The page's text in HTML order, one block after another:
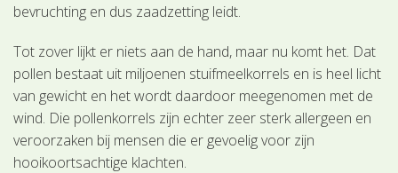
bevruchting en dus zaadzetting leidt.
Tot zover lijkt er niets aan de hand, maar nu komt het. Dat
pollen bestaat uit miljoenen stuifmeelkorrels en is heel licht
van gewicht en het wordt daardoor meegenomen met de
wind. Die pollenkorrels zijn echter zeer sterk allergeen en
veroorzaken bij mensen die er gevoelig voor zijn
hooikoortsachtige klachten.